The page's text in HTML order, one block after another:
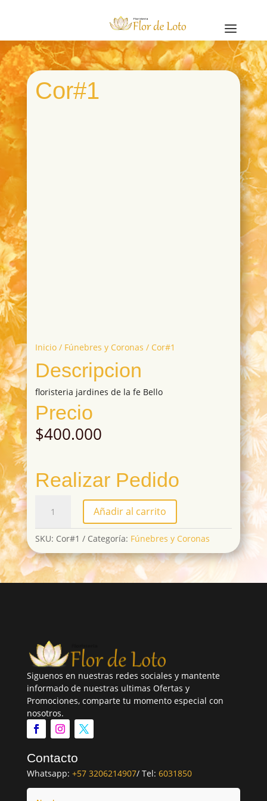
a
Cor#1
Inicio/ Fúnebres y Coronas / Cor#1
Descripcion
floristeria jardines de la fe Bello
Precio
$400.000
Realizar Pedido
cantidad
Añadir al carrito
SKU: Cor#1 Categoría: Fúnebres y Coronas
Siguenos en nuestras redes sociales y mantente
informado de nuestras ultimas Ofertas y
Promociones, comparte tu momento especial con
nosotros.
Contacto
Whatsapp: +57 3206214907/ Tel: 6031850